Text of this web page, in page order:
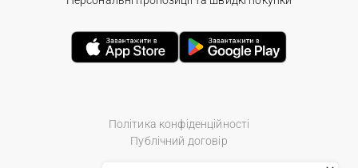
Політика конфіденційності
Публічний договір